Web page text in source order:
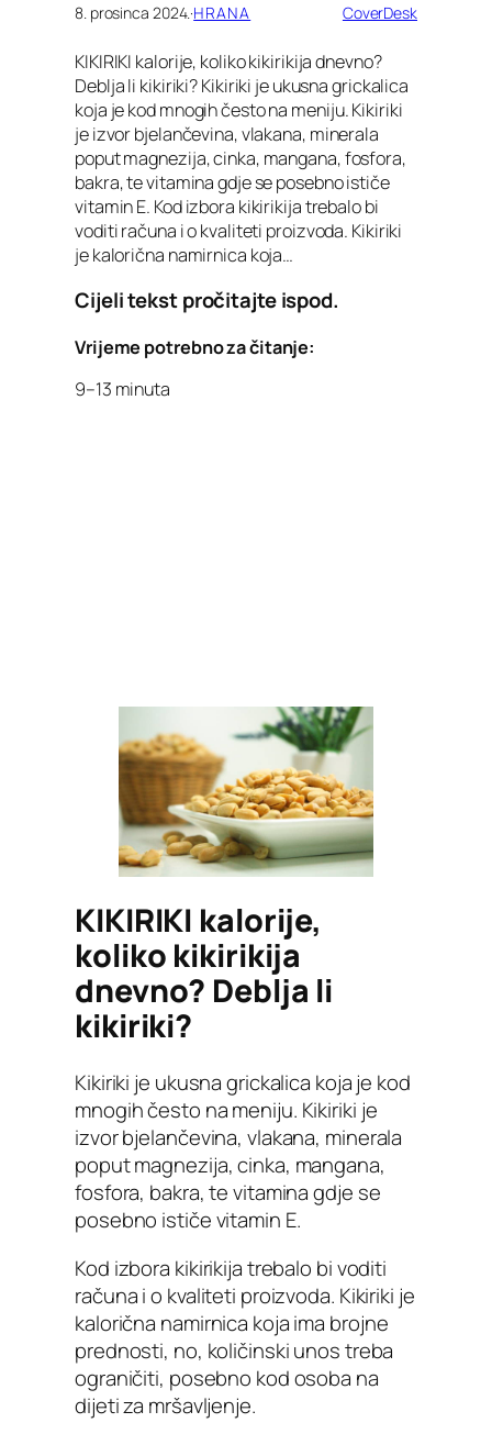
8. prosinca 2024.·HRANA CoverDesk
KIKIRIKI kalorije, koliko kikirikija dnevno?
Deblja li kikiriki? Kikiriki je ukusna grickalica
koja je kod mnogih često na meniju. Kikiriki
je izvor bjelančevina, vlakana, minerala
poput magnezija, cinka, mangana, fosfora,
bakra, te vitamina gdje se posebno ističe
vitamin E. Kod izbora kikirikija trebalo bi
voditi računa i o kvaliteti proizvoda. Kikiriki
je kalorična namirnica koja…
Cijeli tekst pročitajte ispod.
Vrijeme potrebno za čitanje:
9–13 minuta
KIKIRIKI kalorije,
koliko kikirikija
dnevno? Deblja li
kikiriki?
Kikiriki je ukusna grickalica koja je kod
mnogih često na meniju. Kikiriki je
izvor bjelančevina, vlakana, minerala
poput magnezija, cinka, mangana,
fosfora, bakra, te vitamina gdje se
posebno ističe vitamin E.
Kod izbora kikirikija trebalo bi voditi
računa i o kvaliteti proizvoda. Kikiriki je
kalorična namirnica koja ima brojne
prednosti, no, količinski unos treba
ograničiti, posebno kod osoba na
dijeti za mršavljenje.